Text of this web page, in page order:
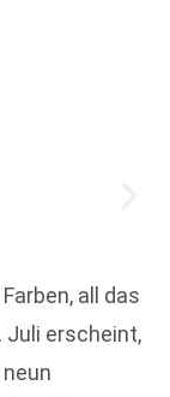
all das
Juli erscheint,